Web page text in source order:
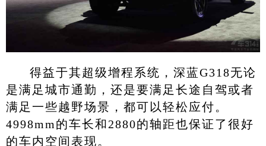
得益于其超级增程系统，深蓝G318无论
是满足城市通勤，还是要满足长途自驾或者
满足一些越野场景，都可以轻松应付。
4998mm的车长和2880的轴距也保证了很好
的车内空间表现。